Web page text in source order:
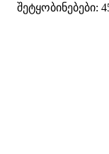
შეტყობინებები: